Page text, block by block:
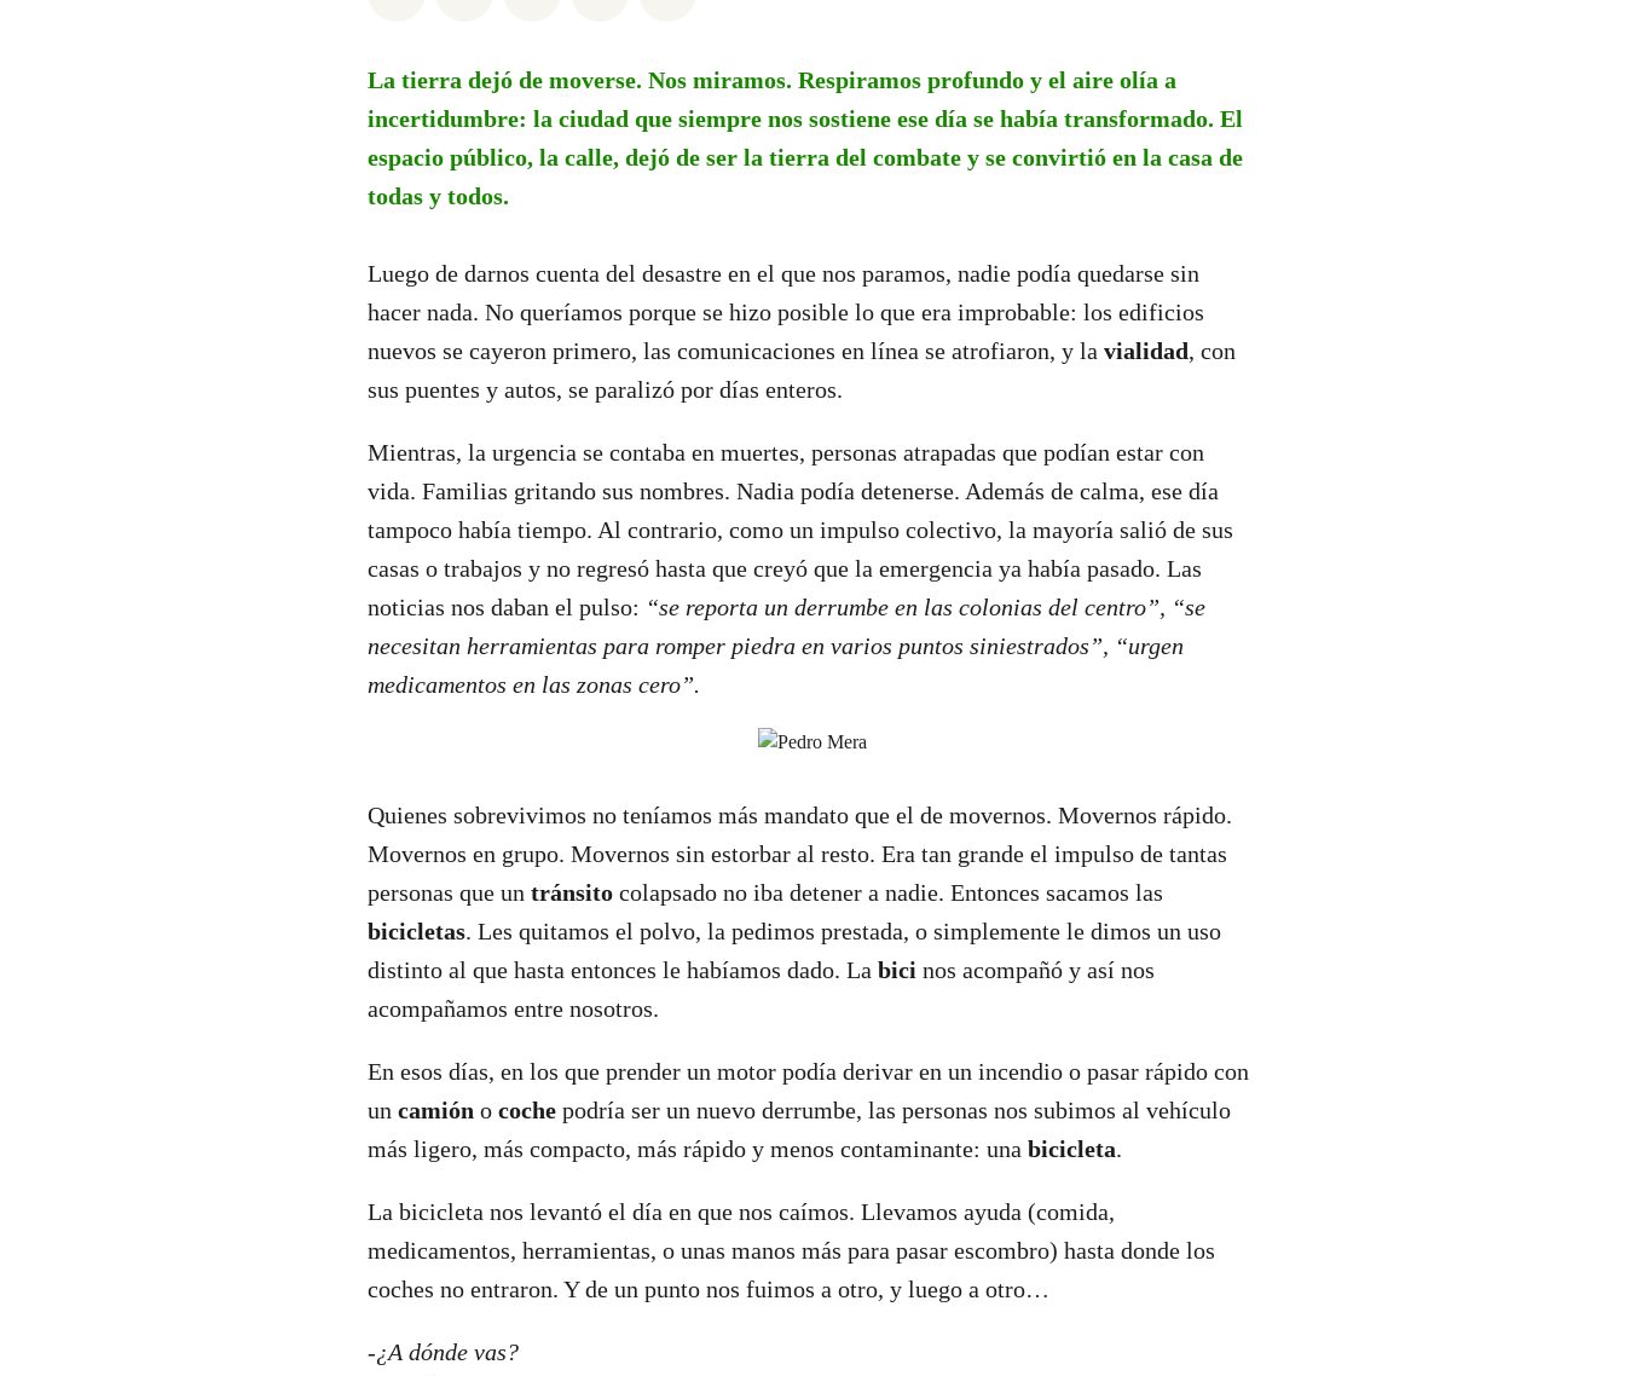
La tierra dejó de moverse. Nos miramos. Respiramos profundo y el aire olía a
incertidumbre: la ciudad que siempre nos sostiene ese día se había transformado. El
espacio público, la calle, dejó de ser la tierra del combate y se convirtió en la casa de
todas y todos.
Luego de darnos cuenta del desastre en el que nos paramos, nadie podía quedarse sin
hacer nada. No queríamos porque se hizo posible lo que era improbable: los edificios
nuevos se cayeron primero, las comunicaciones en línea se atrofiaron, y la vialidad, con
sus puentes y autos, se paralizó por días enteros.
Mientras, la urgencia se contaba en muertes, personas atrapadas que podían estar con
vida. Familias gritando sus nombres. Nadia podía detenerse. Además de calma, ese día
tampoco había tiempo. Al contrario, como un impulso colectivo, la mayoría salió de sus
casas o trabajos y no regresó hasta que creyó que la emergencia ya había pasado. Las
noticias nos daban el pulso: “se reporta un derrumbe en las colonias del centro”, “se
necesitan herramientas para romper piedra en varios puntos siniestrados”, “urgen
medicamentos en las zonas cero”.
Quienes sobrevivimos no teníamos más mandato que el de movernos. Movernos rápido.
Movernos en grupo. Movernos sin estorbar al resto. Era tan grande el impulso de tantas
personas que un tránsito colapsado no iba detener a nadie. Entonces sacamos las
bicicletas. Les quitamos el polvo, la pedimos prestada, o simplemente le dimos un uso
distinto al que hasta entonces le habíamos dado. La bici nos acompañó y así nos
acompañamos entre nosotros.
En esos días, en los que prender un motor podía derivar en un incendio o pasar rápido con
un camión o coche podría ser un nuevo derrumbe, las personas nos subimos al vehículo
más ligero, más compacto, más rápido y menos contaminante: una bicicleta.
La bicicleta nos levantó el día en que nos caímos. Llevamos ayuda (comida,
medicamentos, herramientas, o unas manos más para pasar escombro) hasta donde los
coches no entraron. Y de un punto nos fuimos a otro, y luego a otro…
-¿A dónde vas?